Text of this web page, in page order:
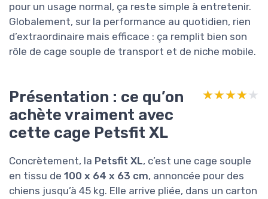
pour un usage normal, ça reste simple à entretenir.
Globalement, sur la performance au quotidien, rien
d’extraordinaire mais efficace : ça remplit bien son
rôle de cage souple de transport et de niche mobile.
Présentation : ce qu’on
achète vraiment avec
cette cage Petsfit XL
★★★★★
★★★★★
Concrètement, la Petsfit XL, c’est une cage souple
en tissu de 100 x 64 x 63 cm, annoncée pour des
chiens jusqu’à 45 kg. Elle arrive pliée, dans un carton